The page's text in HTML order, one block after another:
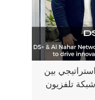
بين
تلفزيون